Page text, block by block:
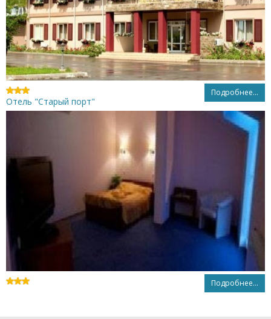
Подробнее...
Отель "Старый порт"
Подробнее...